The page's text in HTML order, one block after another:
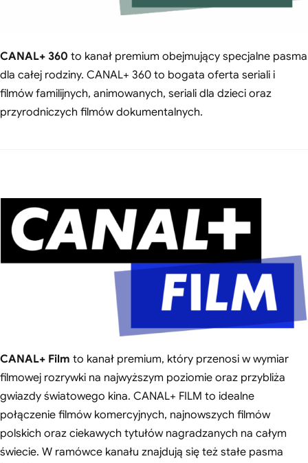
CANAL+ 360 to kanał premium obejmujący specjalne pasma
dla całej rodziny. CANAL+ 360 to bogata oferta seriali i
filmów familijnych, animowanych, seriali dla dzieci oraz
przyrodniczych filmów dokumentalnych.
CANAL+ Film to kanał premium, który przenosi w wymiar
filmowej rozrywki na najwyższym poziomie oraz przybliża
gwiazdy światowego kina. CANAL+ FILM to idealne
połączenie filmów komercyjnych, najnowszych filmów
polskich oraz ciekawych tytułów nagradzanych na całym
świecie. W ramówce kanału znajdują się też stałe pasma